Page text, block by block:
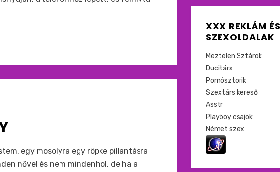
egy mosolyra egy röpke pillantásra
nővel és nem mindenhol, de ha a
XXX REKLÁM ÉS
SZEXOLDALAK
Meztelen Sztárok
Ducitárs
Pornósztorik
Szextárs kereső
Asstr
Playboy csajok
Német szex